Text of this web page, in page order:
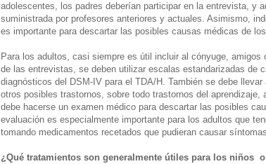
adolescentes, los padres deberían participar en la entrevista, y
suministrada por profesores anteriores y actuales. Asimismo,
es importante para descartar las posibles causas médicas de
Para los adultos, casi siempre es útil incluir al cónyuge,
de las entrevistas, se deben utilizar escalas estandarizadas de
diagnósticos del DSM-IV para el TDA/H. También se debe
otros posibles trastornos, sobre todo trastornos del
debe hacerse un examen médico para descartar las posibles
evaluación es especialmente importante para los adultos que
tomando medicamentos recetados que pudieran causar
¿Qué tratamientos son generalmente útiles para los niños